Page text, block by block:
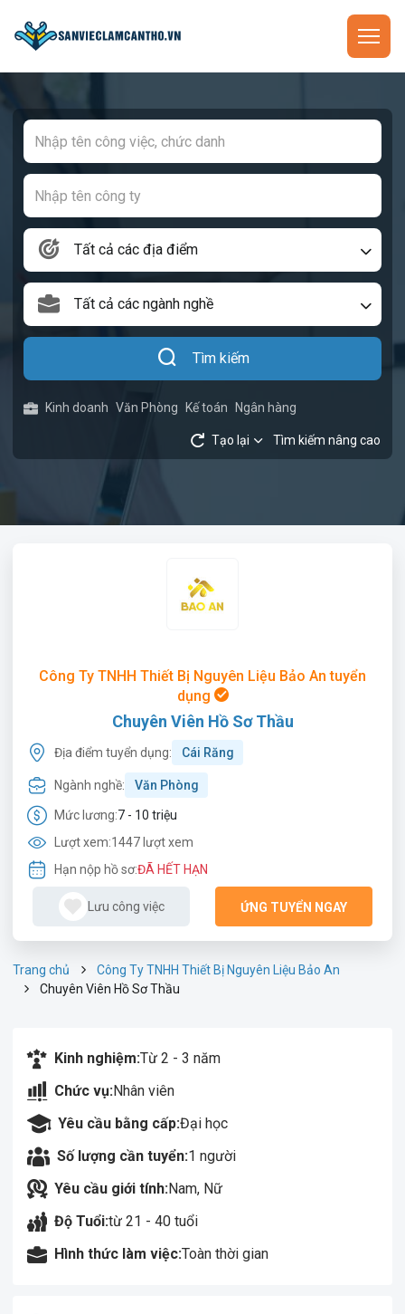
Tất cả các địa điểm
Tất cả các ngành nghề
Tìm kiếm
Kinh doanh Văn Phòng Kế toán Ngân hàng
Tạo lại Tìm kiếm nâng cao
Công Ty TNHH Thiết Bị Nguyên Liệu Bảo An tuyển
dụng
Chuyên Viên Hồ Sơ Thầu
Địa điểm tuyển dụng: Cái Răng
Ngành nghề: Văn Phòng
Mức lương:7 - 10 triệu
Lượt xem:1447 lượt xem
Hạn nộp hồ sơ:ĐÃ HẾT HẠN
Lưu công việc ỨNG TUYỂN NGAY
Trang chủ
Công Ty TNHH Thiết Bị Nguyên Liệu Bảo An
Chuyên Viên Hồ Sơ Thầu
Kinh nghiệm:Từ 2 - 3 năm
Chức vụ:Nhân viên
Yêu cầu bằng cấp:Đại học
Số lượng cần tuyển:1 người
Yêu cầu giới tính:Nam, Nữ
Độ Tuổi:từ 21 - 40 tuổi
Hình thức làm việc:Toàn thời gian